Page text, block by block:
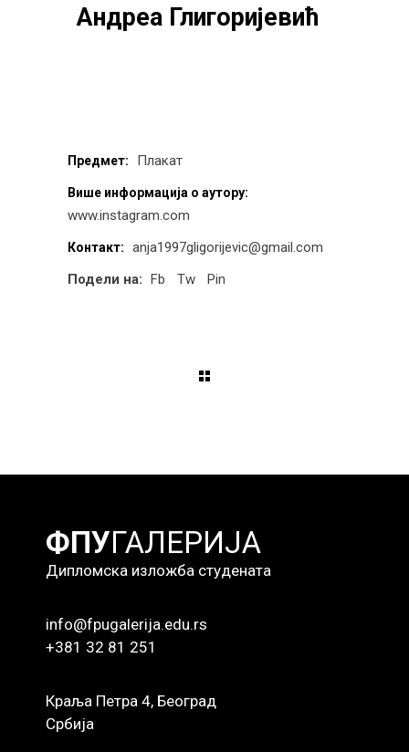
Андреа Глигоријевић
Предмет: Плакат
Више информација о аутору:
www.instagram.com
Контакт:
anja1997gligorijevic@gmail.com
Подели на: Fb Tw Pin
ФПУГАЛЕРИЈА
Дипломска изложба студената
info@fpugalerija.edu.rs
+381 32 81 251
Краља Петра 4, Београд
Србија